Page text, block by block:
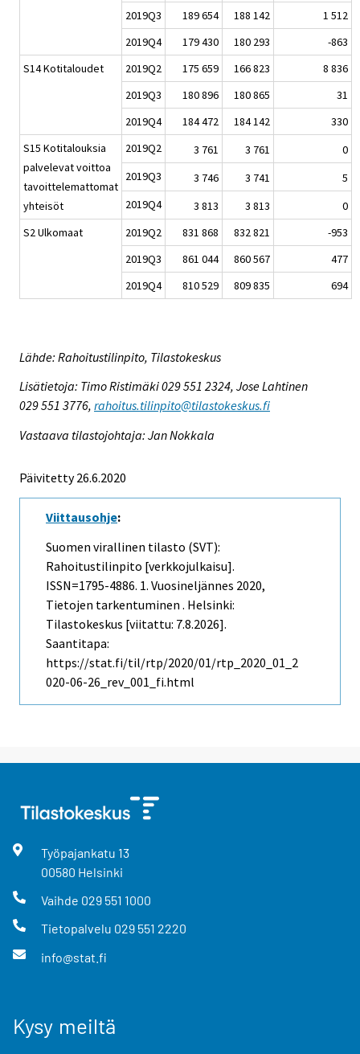
2019Q3 189 654 188 142
1 512
2019Q4
179 430 180 293
-863
S14 Kotitaloudet
2019Q2 175 659 166 823
8 836
2019Q3
180 896 180 865
31
2019Q4
184 472 184 142
330
S15 Kotitalouksia
palvelevat voittoa
tavoittelemattomat
yhteisöt
2019Q2 3 761 3 761
0
2019Q3
3 746 3 741
5
2019Q4
3 813 3 813
0
S2 Ulkomaat
2019Q2 831 868 832 821
-953
2019Q3
861 044 860 567
477
2019Q4
810 529 809 835 694
Lähde: Rahoitustilinpito, Tilastokeskus
Lisätietoja: Timo Ristimäki 029 551 2324, Jose Lahtinen
029 551 3776, rahoitus.tilinpito@tilastokeskus.fi
Vastaava tilastojohtaja: Jan Nokkala
Päivitetty 26.6.2020
Viittausohje:
Suomen virallinen tilasto (SVT):
Rahoitustilinpito [verkkojulkaisu].
ISSN=1795-4886. 1. Vuosineljännes 2020,
Tietojen tarkentuminen . Helsinki:
Tilastokeskus [viitattu: 7.8.2026].
Saantitapa:
https://stat.fi/til/rtp/2020/01/rtp_2020_01_2
020-06-26_rev_001_fi.html
Työpajankatu 13
00580 Helsinki
Vaihde 029 551 1000
Tietopalvelu 029 551 2220
info@stat.fi
Kysy meiltä